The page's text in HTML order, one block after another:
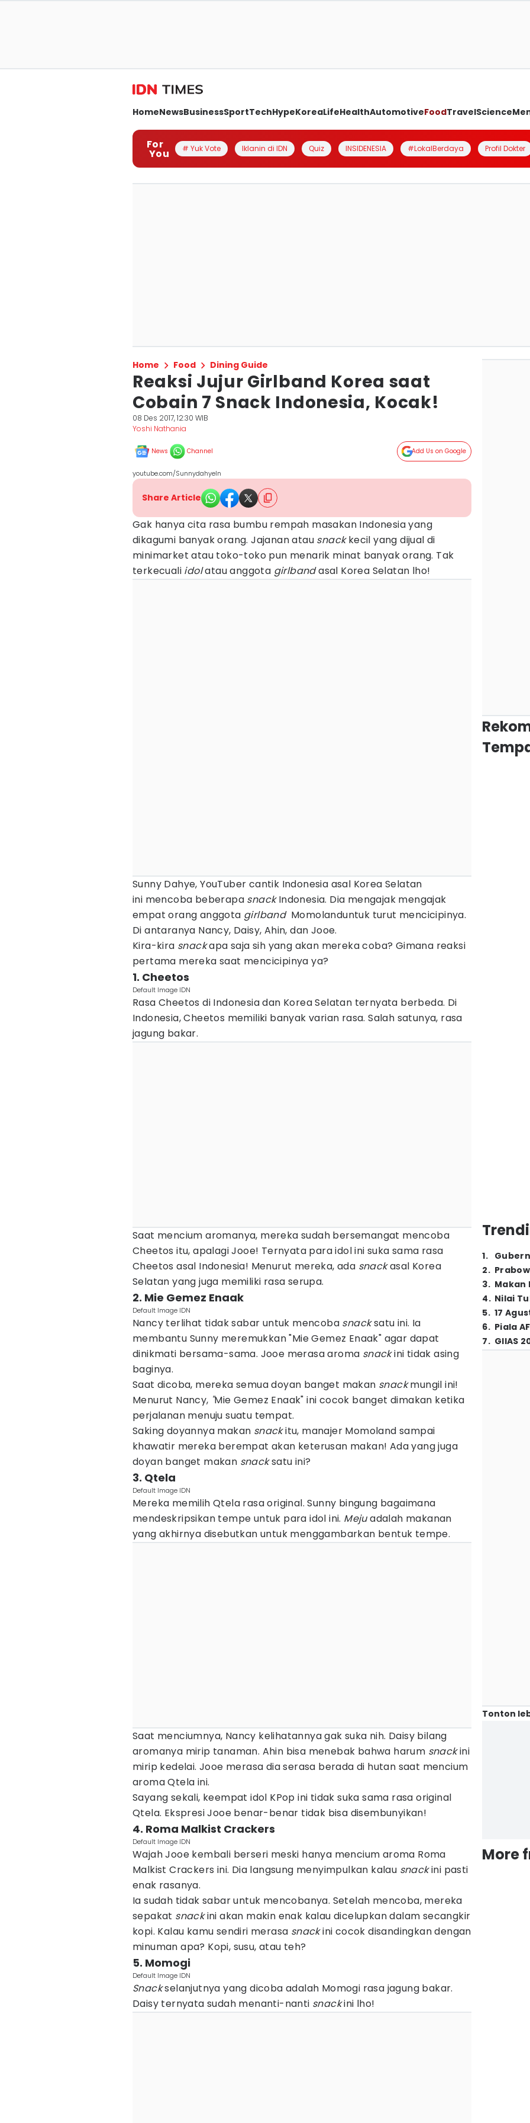
HomeNewsBusinessSportTechHypeKoreaLifeHealthAutomotiveFoodTravelScience
For
You # Yuk Vote Iklanin di IDN Quiz INSIDENESIA #LokalBerdaya Profil Dokter
Home Food Dining Guide
Reaksi Jujur Girlband Korea saat
Cobain 7 Snack Indonesia, Kocak!
08 Des 2017, 12:30 WIB
Yoshi Nathania
News Channel Add Us on Google
youtube.com/SunnydahyeIn
Share Article
Gak hanya cita rasa bumbu rempah masakan Indonesia yang
dikagumi banyak orang. Jajanan atau snackkecil yang dijual di
minimarket atau toko-toko pun menarik minat banyak orang. Tak
terkecuali idolatau anggota girlbandasal Korea Selatan lho!
Sunny Dahye, YouTuber cantik Indonesia asal Korea Selatan
ini mencoba beberapa snackIndonesia. Dia mengajak mengajak
empat orang anggota girlband Momolanduntuk turut mencicipinya.
Di antaranya Nancy, Daisy, Ahin, dan Jooe.
Kira-kira snackapa saja sih yang akan mereka coba? Gimana reaksi
pertama mereka saat mencicipinya ya?
1. Cheetos
Default Image IDN
Rasa Cheetos di Indonesia dan Korea Selatan ternyata berbeda. Di
Indonesia, Cheetos memiliki banyak varian rasa. Salah satunya, rasa
jagung bakar.
Saat mencium aromanya, mereka sudah bersemangat mencoba
Cheetos itu, apalagi Jooe! Ternyata para idol ini suka sama rasa
Cheetos asal Indonesia! Menurut mereka, ada snackasal Korea
Selatan yang juga memiliki rasa serupa.
2. Mie Gemez Enaak
Default Image IDN
Nancy terlihat tidak sabar untuk mencoba snacksatu ini. Ia
membantu Sunny meremukkan "Mie Gemez Enaak" agar dapat
dinikmati bersama-sama. Jooe merasa aroma snackini tidak asing
baginya.
Saat dicoba, mereka semua doyan banget makan snackmungil ini!
Menurut Nancy, "Mie Gemez Enaak" ini cocok banget dimakan ketika
perjalanan menuju suatu tempat.
Saking doyannya makan snackitu, manajer Momoland sampai
khawatir mereka berempat akan keterusan makan! Ada yang juga
doyan banget makan snacksatu ini?
3. Qtela
Default Image IDN
Mereka memilih Qtela rasa original. Sunny bingung bagaimana
mendeskripsikan tempe untuk para idol ini. Mejuadalah makanan
yang akhirnya disebutkan untuk menggambarkan bentuk tempe.
Saat menciumnya, Nancy kelihatannya gak suka nih. Daisy bilang
aromanya mirip tanaman. Ahin bisa menebak bahwa harum snackini
mirip kedelai. Jooe merasa dia serasa berada di hutan saat mencium
aroma Qtela ini.
Sayang sekali, keempat idol KPop ini tidak suka sama rasa original
Qtela. Ekspresi Jooe benar-benar tidak bisa disembunyikan!
4. Roma Malkist Crackers
Default Image IDN
Wajah Jooe kembali berseri meski hanya mencium aroma Roma
Malkist Crackers ini. Dia langsung menyimpulkan kalau snackini pasti
enak rasanya.
Ia sudah tidak sabar untuk mencobanya. Setelah mencoba, mereka
sepakat snackini akan makin enak kalau dicelupkan dalam secangkir
kopi. Kalau kamu sendiri merasa snackini cocok disandingkan dengan
minuman apa? Kopi, susu, atau teh?
5. Momogi
Default Image IDN
Snackselanjutnya yang dicoba adalah Momogi rasa jagung bakar.
Daisy ternyata sudah menanti-nanti snackini lho!
1.
2.
3. Makan
4. Nilai
5. 17
6. Piala
7. GIIAS
Tonton
More